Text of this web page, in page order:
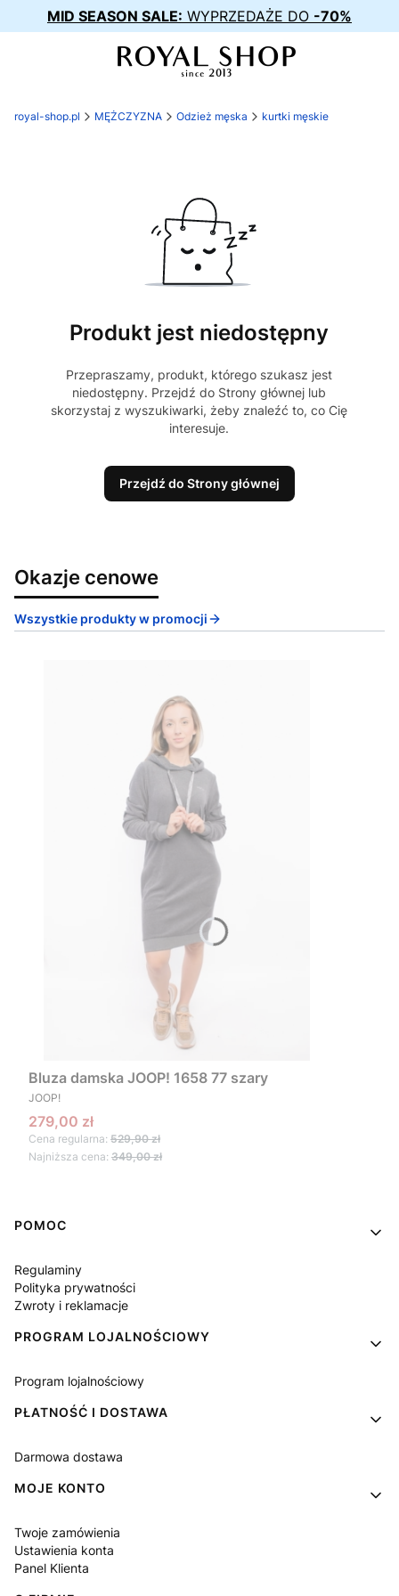
MID SEASON SALE: WYPRZEDAŻE DO -70%
royal-shop.pl MĘŻCZYZNA Odzież męska kurtki męskie
Produkt jest niedostępny
Przepraszamy, produkt, którego szukasz jest
niedostępny. Przejdź do Strony głównej lub
skorzystaj z wyszukiwarki, żeby znaleźć to, co Cię
interesuje.
Przejdź do Strony głównej
Okazje cenowe
Wszystkie produkty w promocji
Bluza damska JOOP! 1658 77 szary
PRODUCENT
JOOP!
Cena promocyjna
279,00 zł
Cena regularna: 529,90 zł
Najniższa cena: 349,00 zł
Linki w stopce
POMOC
Regulaminy
Polityka prywatności
Zwroty i reklamacje
PROGRAM LOJALNOŚCIOWY
Program lojalnościowy
PŁATNOŚĆ I DOSTAWA
Darmowa dostawa
MOJE KONTO
Twoje zamówienia
Ustawienia konta
Panel Klienta